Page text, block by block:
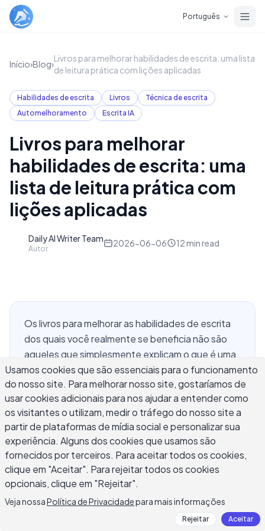
Português
Início›Blog›
Livros para melhorar habilidades de escrita: uma lista
de leitura prática com lições aplicadas
Habilidades de escrita Livros
Técnica de escrita
Automelhoramento
Escrita IA
Livros para melhorar
habilidades de escrita: uma
lista de leitura prática com
lições aplicadas
Daily AI Writer Team
Autor
2026-06-06 12 min read
Os livros para melhorar as habilidades de escrita
dos quais você realmente se beneficia não são
aqueles que simplesmente explicam o que é uma
boa escrita; são aqueles que mostram como
produzi-la. Esta lista cobre os títulos mais
práticos em diferentes contextos de escrita:
construção de frases, estrutura narrativa, escrita
comercial e não-ficção criativa. Para cada livro, o
foco é em quais técnicas específicas se aplicam
diretamente ao seu trabalho diário e como
ferramentas como Daily AI Writer ajudam você a
implementar essas técnicas sem esperar
semanas para que as lições sejam absorvidas.
Usamos cookies que são essenciais para o funcionamento
do nosso site. Para melhorar nosso site, gostaríamos de
usar cookies adicionais para nos ajudar a entender como
os visitantes o utilizam, medir o tráfego do nosso site a
partir de plataformas de mídia social e personalizar sua
experiência. Alguns dos cookies que usamos são
fornecidos por terceiros. Para aceitar todos os cookies,
clique em "Aceitar". Para rejeitar todos os cookies
opcionais, clique em "Rejeitar".
Veja nossaPolítica de Privacidadepara mais informações
Rejeitar Aceitar